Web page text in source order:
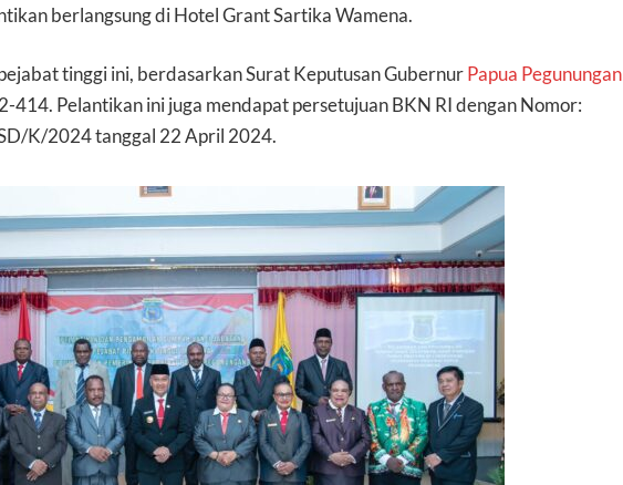
berlangsung di Hotel Grant Sartika Wamena.
tinggi ini, berdasarkan Surat Keputusan Gubernur Papua Pegunungan
414. Pelantikan ini juga mendapat persetujuan BKN RI dengan Nomor:
K/2024 tanggal 22 April 2024.